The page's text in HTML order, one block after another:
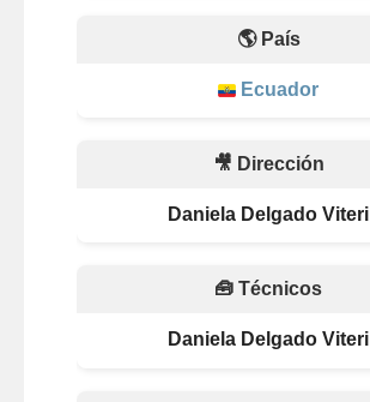
🌎 País
Ecuador
🎥 Dirección
Daniela Delgado Viteri
🧰 Técnicos
Daniela Delgado Viteri